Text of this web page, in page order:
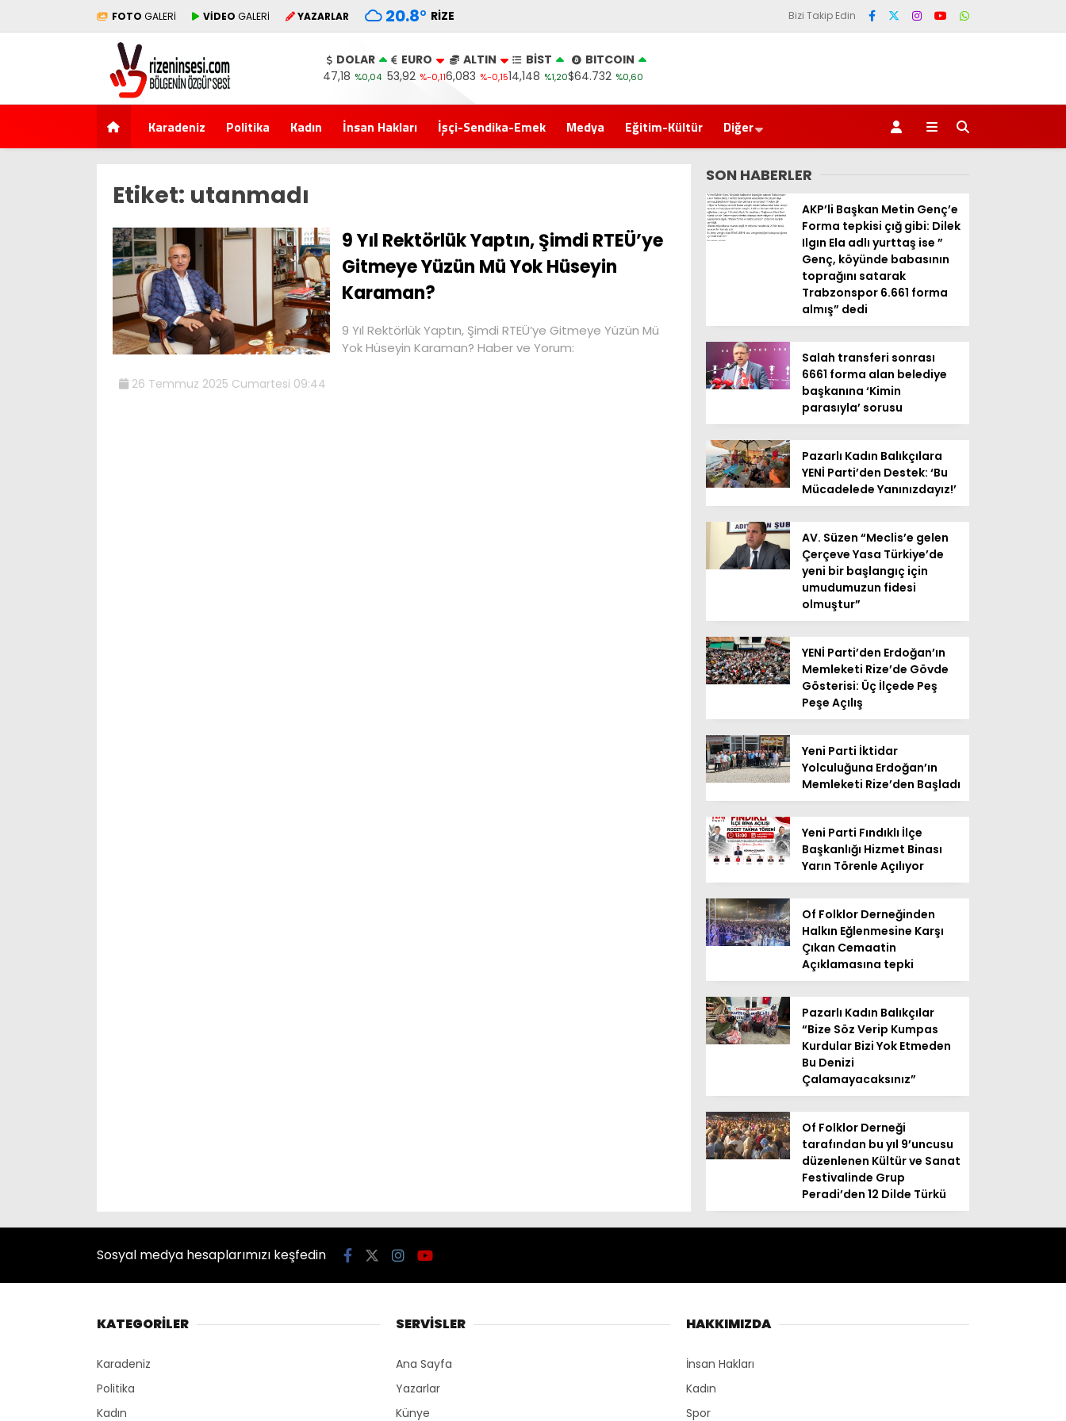
FOTO GALERİ VİDEO GALERİ YAZARLAR 20.8° RIZE Bizi Takip Edin
DOLAR
47,18 %0,04
EURO
53,92 %-0,11
ALTIN
6,083 %-0,15
BİST
14,148 %1,20
BITCOIN
$64.732 %0,60
Karadeniz Politika Kadın İnsan Hakları İşçi-Sendika-Emek Medya Eğitim-Kültür Diğer
Etiket: utanmadı
9 Yıl Rektörlük Yaptın, Şimdi RTEÜ’ye
Gitmeye Yüzün Mü Yok Hüseyin
Karaman?
9 Yıl Rektörlük Yaptın, Şimdi RTEÜ’ye Gitmeye Yüzün Mü
Yok Hüseyin Karaman? Haber ve Yorum:
26 Temmuz 2025 Cumartesi 09:44
SON HABERLER
AKP’li Başkan Metin Genç’e
Forma tepkisi çığ gibi: Dilek
Ilgın Ela adlı yurttaş ise ”
Genç, köyünde babasının
toprağını satarak
Trabzonspor 6.661 forma
almış” dedi
Salah transferi sonrası
6661 forma alan belediye
başkanına ‘Kimin
parasıyla’ sorusu
Pazarlı Kadın Balıkçılara
YENİ Parti’den Destek: ‘Bu
Mücadelede Yanınızdayız!’
AV. Süzen “Meclis’e gelen
Çerçeve Yasa Türkiye’de
yeni bir başlangıç için
umudumuzun fidesi
olmuştur”
YENİ Parti’den Erdoğan’ın
Memleketi Rize’de Gövde
Gösterisi: Üç İlçede Peş
Peşe Açılış
Yeni Parti İktidar
Yolculuğuna Erdoğan’ın
Memleketi Rize’den Başladı
Yeni Parti Fındıklı İlçe
Başkanlığı Hizmet Binası
Yarın Törenle Açılıyor
Of Folklor Derneğinden
Halkın Eğlenmesine Karşı
Çıkan Cemaatin
Açıklamasına tepki
Pazarlı Kadın Balıkçılar
“Bize Söz Verip Kumpas
Kurdular Bizi Yok Etmeden
Bu Denizi
Çalamayacaksınız”
Of Folklor Derneği
tarafından bu yıl 9’uncusu
düzenlenen Kültür ve Sanat
Festivalinde Grup
Peradi’den 12 Dilde Türkü
Sosyal medya hesaplarımızı keşfedin
KATEGORİLER
Karadeniz
Politika
Kadın
SERVİSLER
Ana Sayfa
Yazarlar
Künye
HAKKIMIZDA
İnsan Hakları
Kadın
Spor